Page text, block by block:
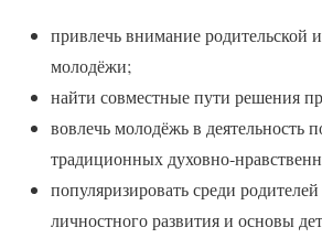
привлечь внимание родительской
молодёжи;
найти совместные пути решения
вовлечь молодёжь в деятельность
традиционных
популяризировать среди
личностного развития и основы